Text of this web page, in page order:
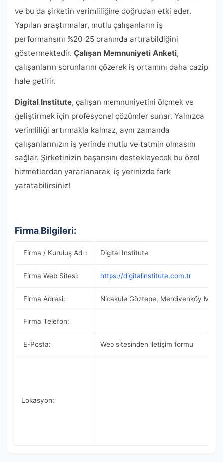
ve bu da şirketin verimliliğine doğrudan etki eder.
Yapılan araştırmalar, mutlu çalışanların iş
performansını %20-25 oranında artırabildiğini
göstermektedir. Çalışan Memnuniyeti Anketi,
çalışanların sorunlarını çözerek iş ortamını daha cazip
hale getirir.
Digital Institute, çalışan memnuniyetini ölçmek ve
geliştirmek için profesyonel çözümler sunar. Yalnızca
verimliliği artırmakla kalmaz, aynı zamanda
çalışanlarınızın iş yerinde mutlu ve tatmin olmasını
sağlar. Şirketinizin başarısını destekleyecek bu özel
hizmetlerden yararlanarak, iş yerinizde fark
yaratabilirsiniz!
Firma Bilgileri:
Firma / Kuruluş Adı : Digital Institute
Firma Web Sitesi: https://digitalinstitute.com.tr
Firma Adresi: Nidakule Göztepe, Merdivenköy
Firma Telefon:
E-Posta: Web sitesinden iletişim formu
Lokasyon: